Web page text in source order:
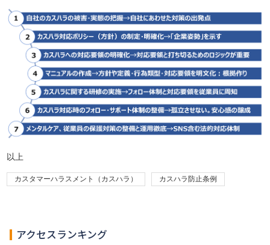
以上
カスタマーハラスメント（カスハラ） カスハラ防止条例
アクセスランキング